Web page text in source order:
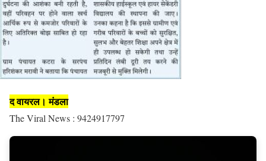
द वायरल। मंडला
The Viral News : 9424917797